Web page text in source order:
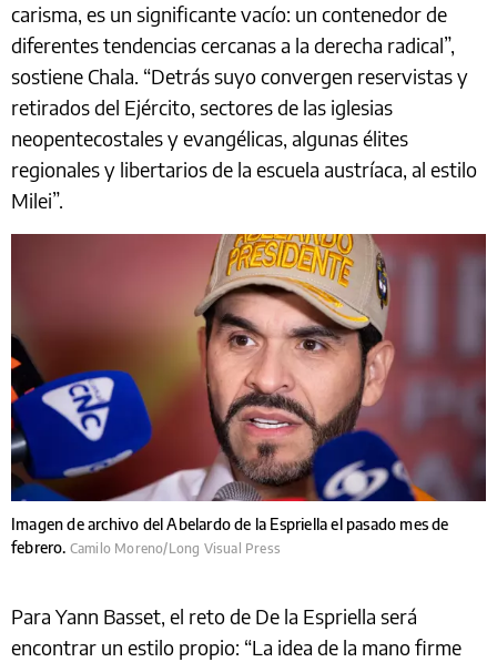
carisma, es un significante vacío: un contenedor de
diferentes tendencias cercanas a la derecha radical”,
sostiene Chala. “Detrás suyo convergen reservistas y
retirados del Ejército, sectores de las iglesias
neopentecostales y evangélicas, algunas élites
regionales y libertarios de la escuela austríaca, al estilo
Milei”.
Imagen de archivo del Abelardo de la Espriella el pasado mes de
febrero. Camilo Moreno/Long Visual Press
Para Yann Basset, el reto de De la Espriella será
encontrar un estilo propio: “La idea de la mano firme